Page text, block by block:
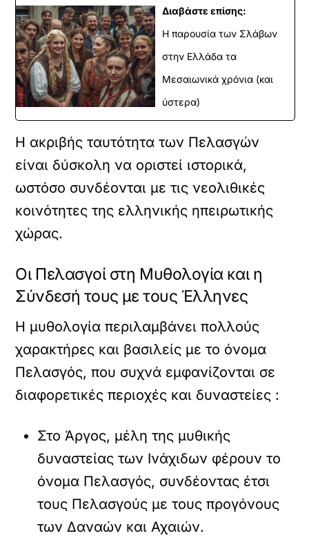
Διαβάστε επίσης:
H παρουσία των Σλάβων
στην Ελλάδα τα
Μεσαιωνικά χρόνια (και
ύστερα)
Η ακριβής ταυτότητα των Πελασγών
είναι δύσκολη να οριστεί ιστορικά,
ωστόσο συνδέονται με τις νεολιθικές
κοινότητες της ελληνικής ηπειρωτικής
χώρας.
Οι Πελασγοί στη Μυθολογία και η
Σύνδεσή τους με τους Έλληνες
Η μυθολογία περιλαμβάνει πολλούς
χαρακτήρες και βασιλείς με το όνομα
Πελασγός, που συχνά εμφανίζονται σε
διαφορετικές περιοχές και δυναστείες :
Στο Άργος, μέλη της μυθικής
δυναστείας των Ινάχιδων φέρουν το
όνομα Πελασγός, συνδέοντας έτσι
τους Πελασγούς με τους προγόνους
των Δαναών και Αχαιών.